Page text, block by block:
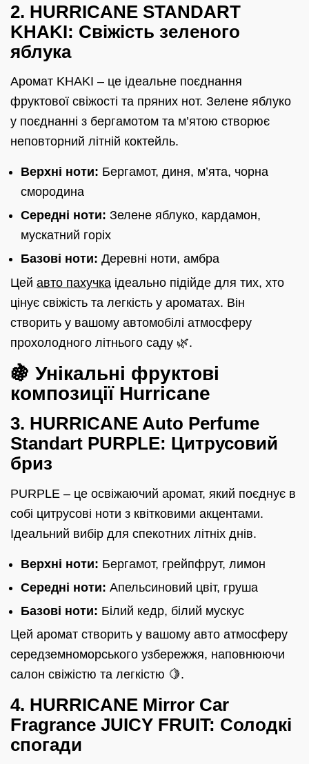
2. HURRICANE STANDART
KHAKI: Свіжість зеленого
яблука
Аромат KHAKI – це ідеальне поєднання
фруктової свіжості та пряних нот. Зелене яблуко
у поєднанні з бергамотом та м’ятою створює
неповторний літній коктейль.
Верхні ноти: Бергамот, диня, м’ята, чорна
смородина
Середні ноти: Зелене яблуко, кардамон,
мускатний горіх
Базові ноти: Деревні ноти, амбра
Цей авто пахучка ідеально підійде для тих, хто
цінує свіжість та легкість у ароматах. Він
створить у вашому автомобілі атмосферу
прохолодного літнього саду 🌿.
🍇 Унікальні фруктові
композиції Hurricane
3. HURRICANE Auto Perfume
Standart PURPLE: Цитрусовий
бриз
PURPLE – це освіжаючий аромат, який поєднує в
собі цитрусові ноти з квітковими акцентами.
Ідеальний вибір для спекотних літніх днів.
Верхні ноти: Бергамот, грейпфрут, лимон
Середні ноти: Апельсиновий цвіт, груша
Базові ноти: Білий кедр, білий мускус
Цей аромат створить у вашому авто атмосферу
середземноморського узбережжя, наповнюючи
салон свіжістю та легкістю 🍋.
4. HURRICANE Mirror Car
Fragrance JUICY FRUIT: Солодкі
спогади